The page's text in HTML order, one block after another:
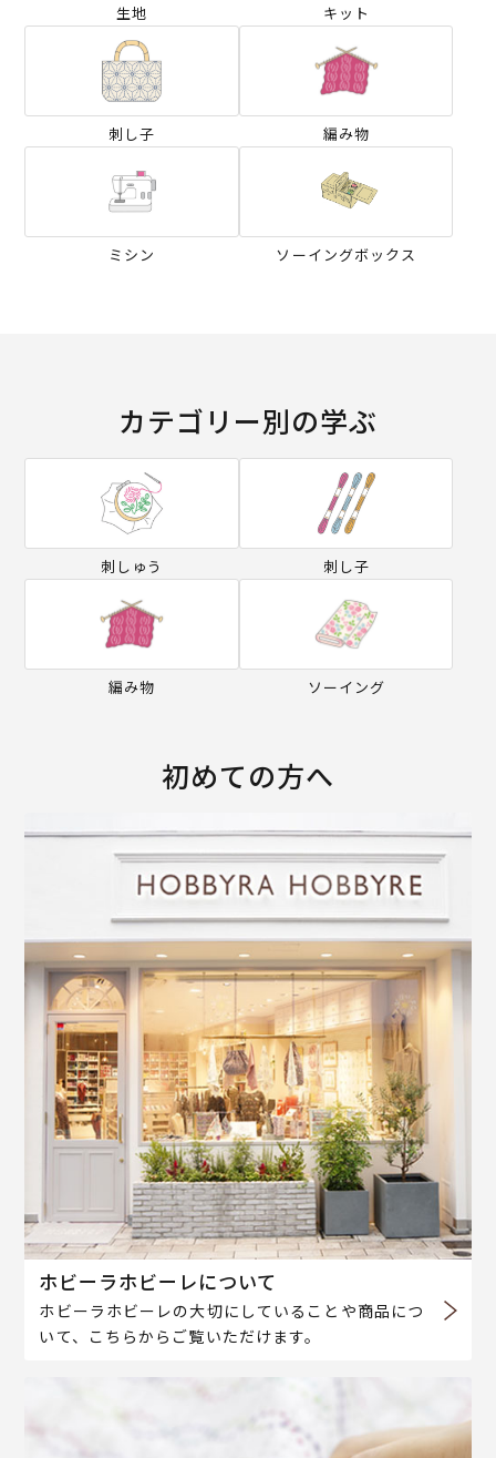
生地 キット
刺し子 編み物
ミシン ソーイングボックス
カテゴリー別の学ぶ
刺しゅう 刺し子
編み物 ソーイング
初めての方へ
ホビーラホビーレについて
ホビーラホビーレの大切にしていることや商品につ
いて、こちらからご覧いただけます。